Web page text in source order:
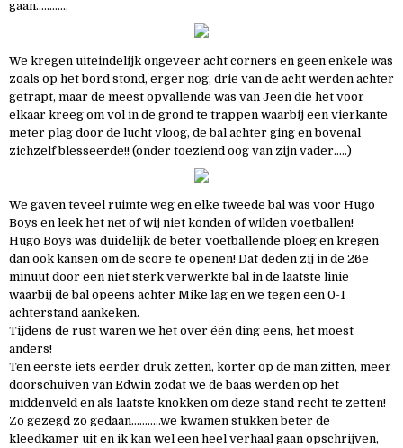
gaan…………
We kregen uiteindelijk ongeveer acht corners en geen enkele was
zoals op het bord stond, erger nog, drie van de acht werden achter
getrapt, maar de meest opvallende was van Jeen die het voor
elkaar kreeg om vol in de grond te trappen waarbij een vierkante
meter plag door de lucht vloog, de bal achter ging en bovenal
zichzelf blesseerde!! (onder toeziend oog van zijn vader…..)
We gaven teveel ruimte weg en elke tweede bal was voor Hugo
Boys en leek het net of wij niet konden of wilden voetballen!
Hugo Boys was duidelijk de beter voetballende ploeg en kregen
dan ook kansen om de score te openen! Dat deden zij in de 26e
minuut door een niet sterk verwerkte bal in de laatste linie
waarbij de bal opeens achter Mike lag en we tegen een 0-1
achterstand aankeken.
Tijdens de rust waren we het over één ding eens, het moest
anders!
Ten eerste iets eerder druk zetten, korter op de man zitten, meer
doorschuiven van Edwin zodat we de baas werden op het
middenveld en als laatste knokken om deze stand recht te zetten!
Zo gezegd zo gedaan………..we kwamen stukken beter de
kleedkamer uit en ik kan wel een heel verhaal gaan opschrijven,